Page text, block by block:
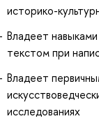
историко-
Владеет
текстом при
Владеет
исследованиях